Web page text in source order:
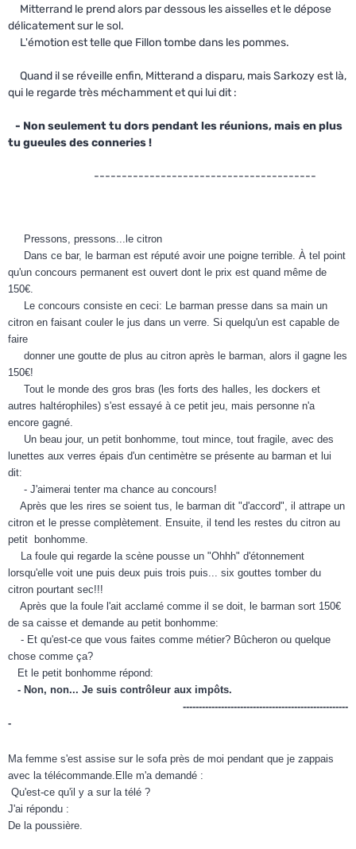
Mitterrand le prend alors par dessous les aisselles et le dépose
délicatement sur le sol.
L'émotion est telle que Fillon tombe dans les pommes.
Quand il se réveille enfin, Mitterand a disparu, mais Sarkozy est là,
qui le regarde très méchamment et qui lui dit :
- Non seulement tu dors pendant les réunions, mais en plus
tu gueules des conneries !
----------------------------------------
Pressons, pressons...le citron
Dans ce bar, le barman est réputé avoir une poigne terrible. À tel point
qu'un concours permanent est ouvert dont le prix est quand même de
150€.
Le concours consiste en ceci: Le barman presse dans sa main un
citron en faisant couler le jus dans un verre. Si quelqu'un est capable de
faire
donner une goutte de plus au citron après le barman, alors il gagne les
150€!
Tout le monde des gros bras (les forts des halles, les dockers et
autres haltérophiles) s'est essayé à ce petit jeu, mais personne n'a
encore gagné.
Un beau jour, un petit bonhomme, tout mince, tout fragile, avec des
lunettes aux verres épais d'un centimètre se présente au barman et lui
dit:
- J'aimerai tenter ma chance au concours!
Après que les rires se soient tus, le barman dit "d'accord", il attrape un
citron et le presse complètement. Ensuite, il tend les restes du citron au
petit bonhomme.
La foule qui regarde la scène pousse un "Ohhh" d'étonnement
lorsqu'elle voit une puis deux puis trois puis... six gouttes tomber du
citron pourtant sec!!!
Après que la foule l'ait acclamé comme il se doit, le barman sort 150€
de sa caisse et demande au petit bonhomme:
- Et qu'est-ce que vous faites comme métier? Bûcheron ou quelque
chose comme ça?
Et le petit bonhomme répond:
- Non, non... Je suis contrôleur aux impôts.
----------------------------------------------------
-
Ma femme s'est assise sur le sofa près de moi pendant que je zappais
avec la télécommande.Elle m'a demandé :
Qu'est-ce qu'il y a sur la télé ?
J'ai répondu :
De la poussière.